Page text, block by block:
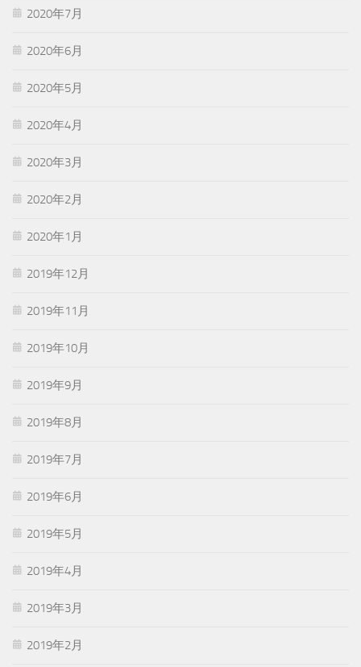
2020年7月
2020年6月
2020年5月
2020年4月
2020年3月
2020年2月
2020年1月
2019年12月
2019年11月
2019年10月
2019年9月
2019年8月
2019年7月
2019年6月
2019年5月
2019年4月
2019年3月
2019年2月